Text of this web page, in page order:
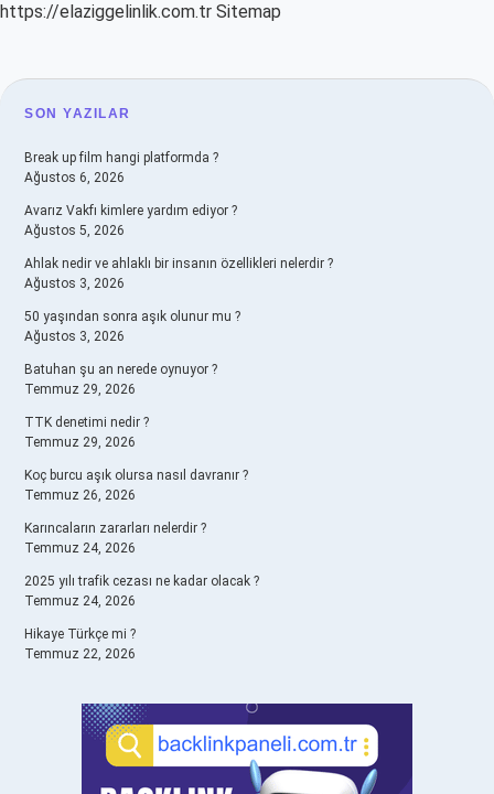
https://elaziggelinlik.com.tr Sitemap
SIDEBAR
SON YAZILAR
Break up film hangi platformda ?
Ağustos 6, 2026
Avarız Vakfı kimlere yardım ediyor ?
Ağustos 5, 2026
Ahlak nedir ve ahlaklı bir insanın özellikleri nelerdir ?
Ağustos 3, 2026
50 yaşından sonra aşık olunur mu ?
Ağustos 3, 2026
Batuhan şu an nerede oynuyor ?
Temmuz 29, 2026
TTK denetimi nedir ?
Temmuz 29, 2026
Koç burcu aşık olursa nasıl davranır ?
Temmuz 26, 2026
Karıncaların zararları nelerdir ?
Temmuz 24, 2026
2025 yılı trafik cezası ne kadar olacak ?
Temmuz 24, 2026
Hikaye Türkçe mi ?
Temmuz 22, 2026